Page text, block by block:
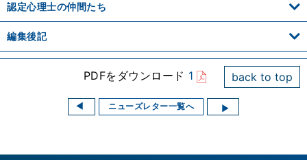
認定心理士の仲間たち
編集後記
PDFをダウンロード 1 back to top
ニューズレター一覧へ